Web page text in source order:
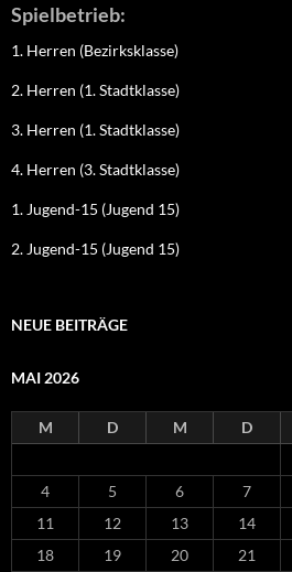
Spielbetrieb:
1. Herren (Bezirksklasse)
2. Herren (1. Stadtklasse)
3. Herren (1. Stadtklasse)
4. Herren (3. Stadtklasse)
1. Jugend-15 (Jugend 15)
2. Jugend-15 (Jugend 15)
NEUE BEITRÄGE
MAI 2026
M D M D
4
5 6 7
11
12 13 14
18
19 20 21